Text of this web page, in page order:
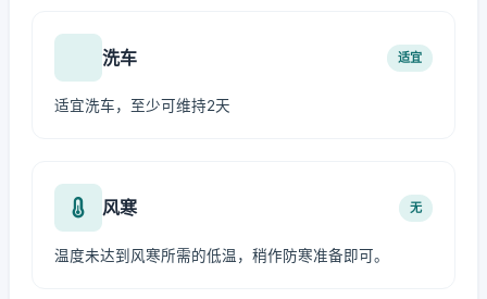
洗车 适宜
适宜洗车，至少可维持2天
风寒 无
温度未达到风寒所需的低温，稍作防寒准备即可。